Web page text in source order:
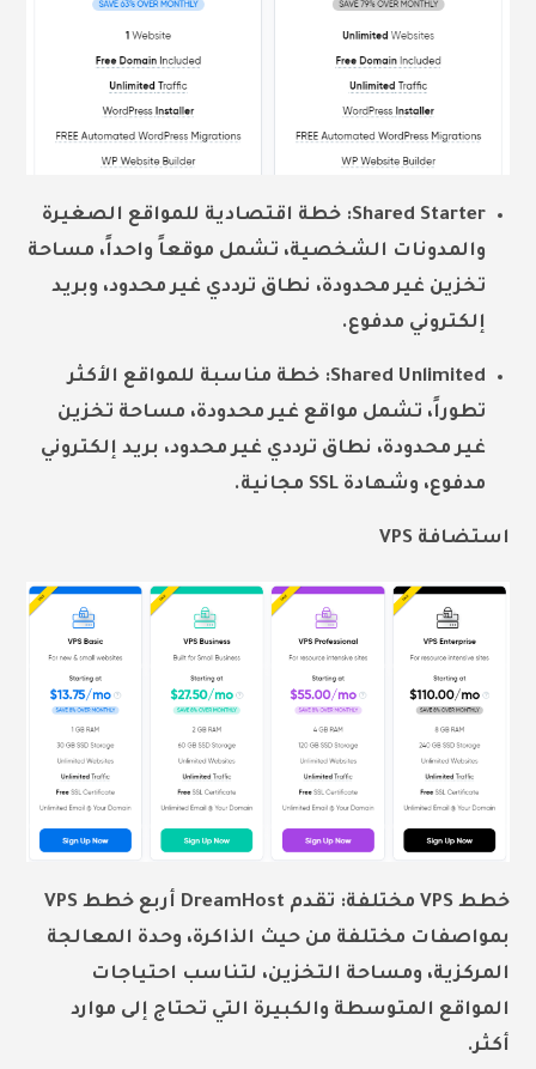
Shared Starter: خطة اقتصادية للمواقع الصغيرة
والمدونات الشخصية، تشمل موقعاً واحداً، مساحة
تخزين غير محدودة، نطاق ترددي غير محدود، وبريد
إلكتروني مدفوع.
Shared Unlimited: خطة مناسبة للمواقع الأكثر
تطوراً، تشمل مواقع غير محدودة، مساحة تخزين
غير محدودة، نطاق ترددي غير محدود، بريد إلكتروني
مدفوع، وشهادة SSL مجانية.
استضافة VPS
خطط VPS مختلفة: تقدم DreamHost أربع خطط VPS
بمواصفات مختلفة من حيث الذاكرة، وحدة المعالجة
المركزية، ومساحة التخزين، لتناسب احتياجات
المواقع المتوسطة والكبيرة التي تحتاج إلى موارد
أكثر.